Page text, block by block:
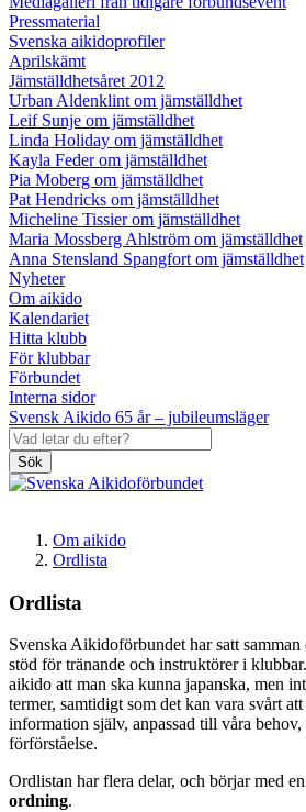
Pressmaterial
Svenska aikidoprofiler
Aprilskämt
Jämställdhetsåret 2012
Urban Aldenklint om jämställdhet
Leif Sunje om jämställdhet
Linda Holiday om jämställdhet
Kayla Feder om jämställdhet
Pia Moberg om jämställdhet
Pat Hendricks om jämställdhet
Micheline Tissier om jämställdhet
Maria Mossberg Ahlström om jämställdhet
Anna Stensland Spangfort om jämställdhet
Nyheter
Om aikido
Kalendariet
Hitta klubb
För klubbar
Förbundet
Interna sidor
Svensk Aikido 65 år – jubileumsläger
Sök
Om aikido
Ordlista
Ordlista
Svenska Aikidoförbundet har satt
stöd för tränande och instruktörer i
aikido att man ska kunna japanska, men
termer, samtidigt som det kan vara svårt
information själv, anpassad till våra
förförståelse.
Ordlistan har flera delar, och börjar med
ordning.